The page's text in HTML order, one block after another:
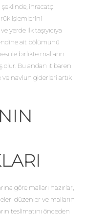
şeklinde, ihracatçı
işlemlerini
yerde ilk taşıyıcıya
ait bölümünü
ile birlikte malların
olur. Bu andan itibaren
navlun giderleri artık
göre malları hazırlar,
düzenler ve malların
teslimatını önceden